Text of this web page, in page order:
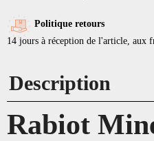
Politique retours
14 jours à réception de l'article, aux
Description
Rabiot